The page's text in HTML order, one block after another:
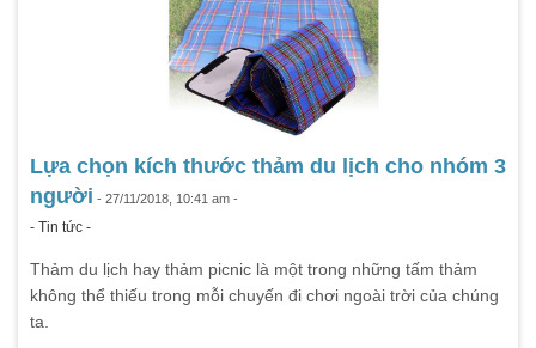
Lựa chọn kích thước thảm du lịch cho nhóm 3
người - 27/11/2018, 10:41 am -
- Tin tức -
Thảm du lịch hay thảm picnic là một trong những tấm thảm
không thể thiếu trong mỗi chuyến đi chơi ngoài trời của chúng
ta.